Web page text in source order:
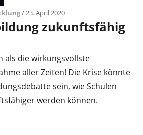
/ 23. April 2020
zukunftsfähig
als die wirkungsvollste
aller Zeiten! Die Krise könnte
sein, wie Schulen
werden können.